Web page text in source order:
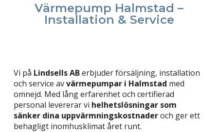
Värmepump Halmstad –
Installation & Service
Vi på Lindsells ABerbjuder försäljning, installation
och service avvärmepumpar i Halmstad med
omnejd. Med lång erfarenhet och certifierad
personal levererar vi helhetslösningar som
sänker dina uppvärmningskostnaderoch ger ett
behagligt inomhusklimat året runt.